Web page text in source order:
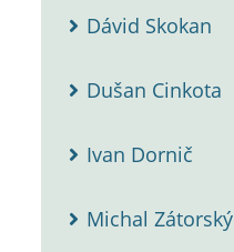
Dávid Skokan
Dušan Cinkota
Ivan Dornič
Michal Zátorský